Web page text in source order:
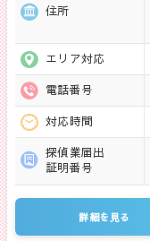
住所
エリア対応
電話番号
対応時間
探偵業届出
証明番号
詳細を見る